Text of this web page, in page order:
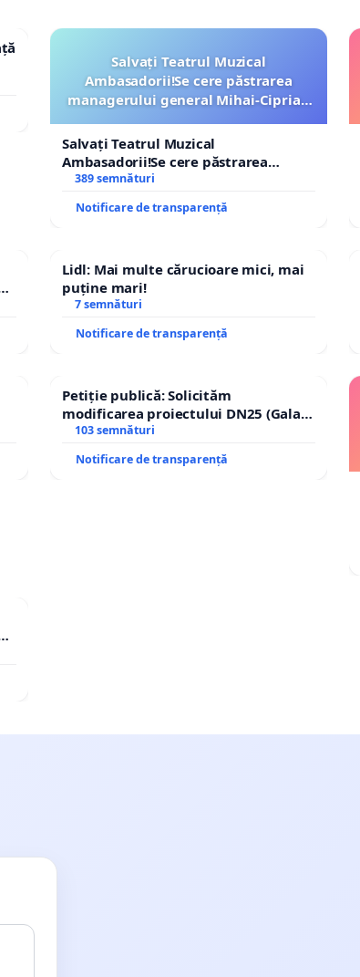
Salvați Teatrul Muzical
Ambasadorii!Se cere păstrarea
managerului general Mihai-Ciprian
Salvați Teatrul Muzical
Ambasadorii!Se cere păstrarea
managerului general Mihai-Ciprian
389 semnături
Notificare de transparență
Lidl: Mai multe cărucioare mici, mai
puține mari!
7 semnături
Notificare de transparență
Petiție publică: Solicităm
modificarea proiectului DN25 (Galați
– Hanu Conachi) prin devierea
103 semnături
Notificare de transparență